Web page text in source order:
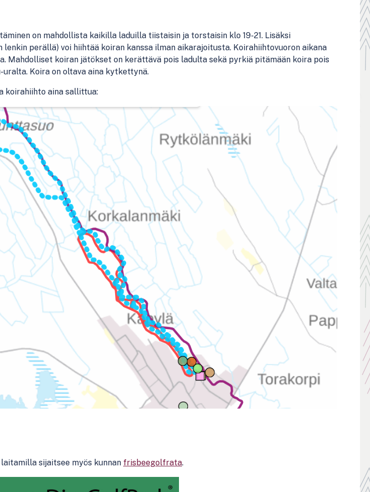
on mahdollista kaikilla laduilla tiistaisin ja torstaisin klo 19-21. Lisäksi
lenkin perällä) voi hiihtää koiran kanssa ilman aikarajoitusta. Koirahiihtovuoron aikana
Mahdolliset koiran jätökset on kerättävä pois ladulta sekä pyrkiä pitämään koira pois
Koira on oltava aina kytkettynä.
koirahiihto aina sallittua:
sijaitsee myös kunnan frisbeegolfrata.